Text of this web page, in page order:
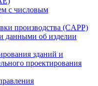
с числовым
производства (CAPP)
данными об изделии
зданий и
проектирования